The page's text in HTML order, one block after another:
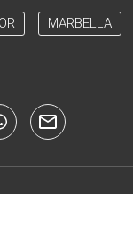
MARBELLA